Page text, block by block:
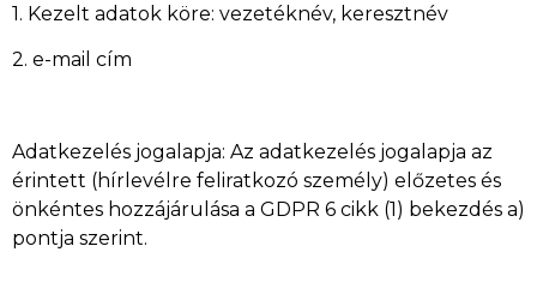
1. Kezelt adatok köre: vezetéknév, keresztnév
2. e-mail cím
Adatkezelés jogalapja: Az adatkezelés jogalapja az
érintett (hírlevélre feliratkozó személy) előzetes és
önkéntes hozzájárulása a GDPR 6 cikk (1) bekezdés a)
pontja szerint.